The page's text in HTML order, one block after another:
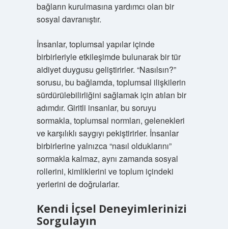
bağların kurulmasına yardımcı olan bir
sosyal davranıştır.
İnsanlar, toplumsal yapılar içinde
birbirleriyle etkileşimde bulunarak bir tür
aidiyet duygusu geliştirirler. “Nasılsın?”
sorusu, bu bağlamda, toplumsal ilişkilerin
sürdürülebilirliğini sağlamak için atılan bir
adımdır. Giritli insanlar, bu soruyu
sormakla, toplumsal normları, gelenekleri
ve karşılıklı saygıyı pekiştirirler. İnsanlar
birbirlerine yalnızca “nasıl olduklarını”
sormakla kalmaz, aynı zamanda sosyal
rollerini, kimliklerini ve toplum içindeki
yerlerini de doğrularlar.
Kendi İçsel Deneyimlerinizi
Sorgulayın